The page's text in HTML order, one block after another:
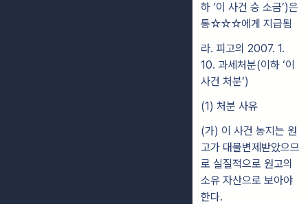
하 ‘이 사건 승 소금’)은
통☆☆☆에게 지급됨
라. 피고의 2007. 1.
10. 과세처분(이하 ‘이
사건 처분’)
(1) 처분 사유
(가) 이 사건 농지는 원
고가 대물변제받았으므
로 실질적으로 원고의
소유 자산으로 보아야
한다.